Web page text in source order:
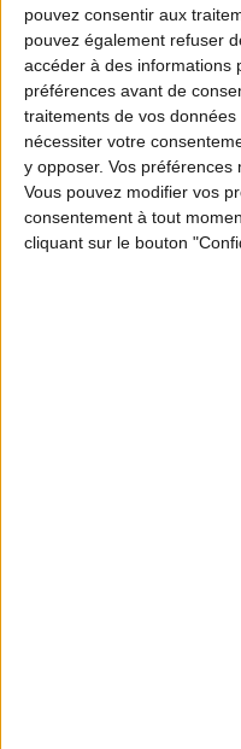
pouvez consentir aux
pouvez également refuser
accéder à des informations
préférences avant de
traitements de vos
nécessiter votre
y opposer. Vos préférences
Vous pouvez modifier vos
consentement à tout
cliquant sur le bouton
Dates de chasse
Ouverture :
En attente de l'arrêté
et de fermeture de la
2026/27 dans le Pas